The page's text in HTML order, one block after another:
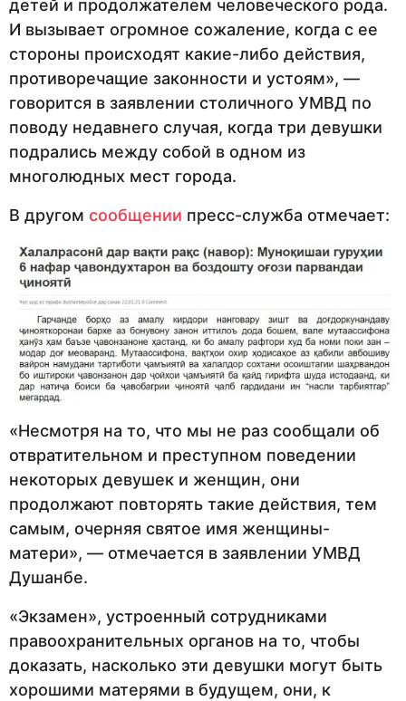
детей и продолжателем человеческого рода.
И вызывает огромное сожаление, когда с ее
стороны происходят какие-либо действия,
противоречащие законности и устоям», —
говорится в заявлении столичного УМВД по
поводу недавнего случая, когда три девушки
подрались между собой в одном из
многолюдных мест города.
В другом сообщении пресс-служба отмечает:
«Несмотря на то, что мы не раз сообщали об
отвратительном и преступном поведении
некоторых девушек и женщин, они
продолжают повторять такие действия, тем
самым, очерняя святое имя женщины-
матери», — отмечается в заявлении УМВД
Душанбе.
«Экзамен», устроенный сотрудниками
правоохранительных органов на то, чтобы
доказать, насколько эти девушки могут быть
хорошими матерями в будущем, они, к